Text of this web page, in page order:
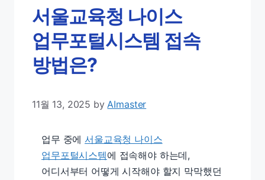
서울교육청 나이스
업무포털시스템 접속
방법은?
11월 13, 2025 by AImaster
업무 중에서울교육청 나이스
업무포털시스템에 접속해야 하는데,
어디서부터 어떻게 시작해야 할지 막막했던